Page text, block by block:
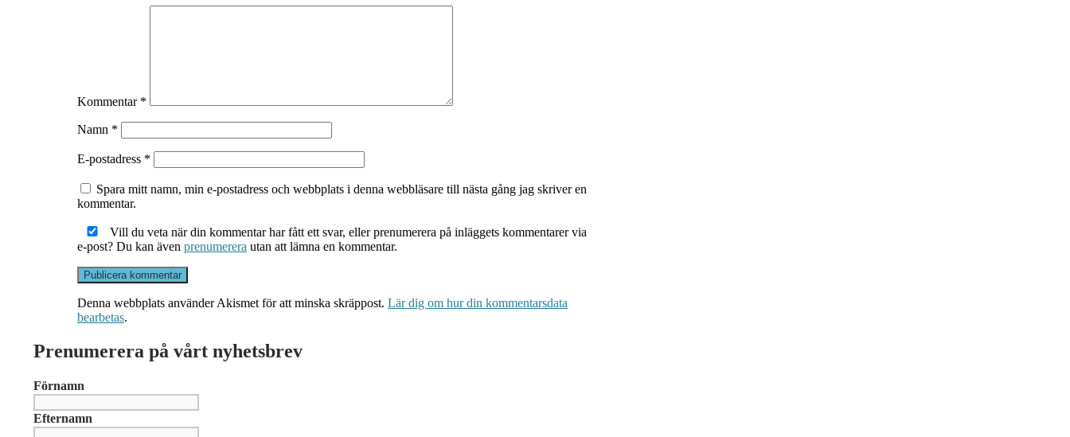
Kommentar *
Namn *
E-postadress *
Spara mitt namn, min e-postadress och webbplats i denna webbläsare till nästa gång jag skriver en
kommentar.
Vill du veta när din kommentar har fått ett svar, eller prenumerera på inläggets kommentarer via
e-post? Du kan även prenumerera utan att lämna en kommentar.
Denna webbplats använder Akismet för att minska skräppost. Lär dig om hur din kommentarsdata
bearbetas.
Prenumerera på vårt nyhetsbrev
Förnamn
Efternamn